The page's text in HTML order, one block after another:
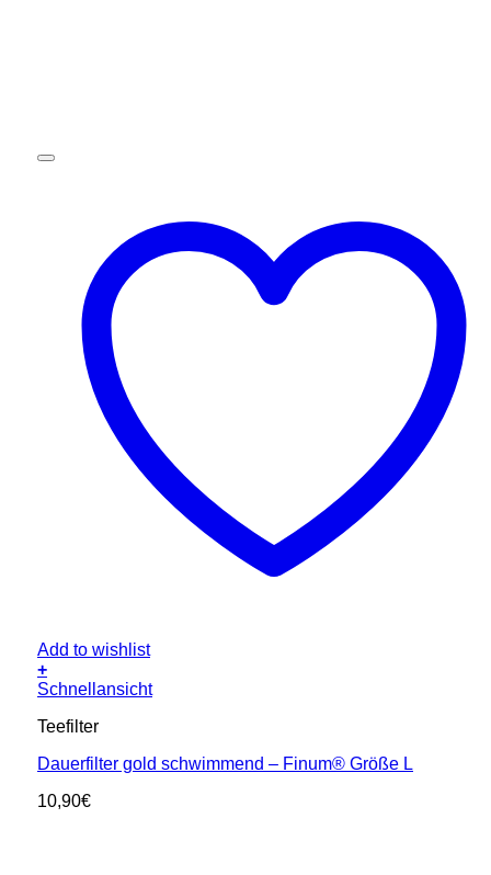
Add to wishlist
+
Schnellansicht
Teefilter
Dauerfilter gold schwimmend – Finum® Größe L
10,90€